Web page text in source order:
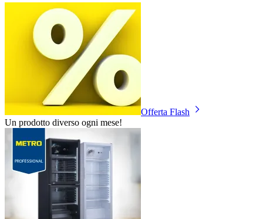
Offerta Flash
Un prodotto diverso ogni mese!